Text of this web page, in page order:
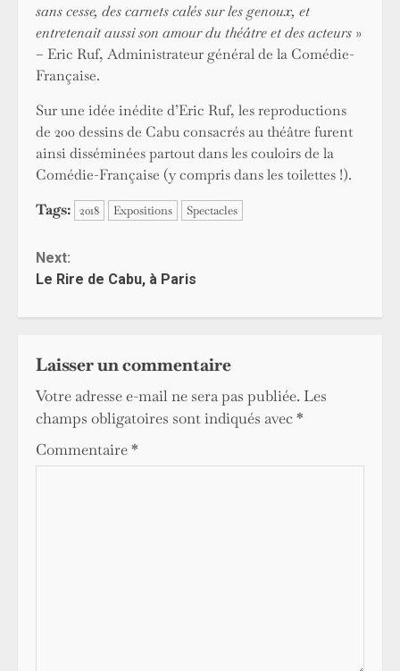
sans cesse, des carnets calés sur les genoux, et
entretenait aussi son amour du théâtre et des acteurs »
– Eric Ruf, Administrateur général de la Comédie-
Française.
Sur une idée inédite d’Eric Ruf, les reproductions
de 200 dessins de Cabu consacrés au théâtre furent
ainsi disséminées partout dans les couloirs de la
Comédie-Française (y compris dans les toilettes !).
Tags: 2018 Expositions Spectacles
Continue
Reading
Next:
Le Rire de Cabu, à Paris
Laisser un commentaire
Votre adresse e-mail ne sera pas publiée. Les
champs obligatoires sont indiqués avec*
Commentaire*